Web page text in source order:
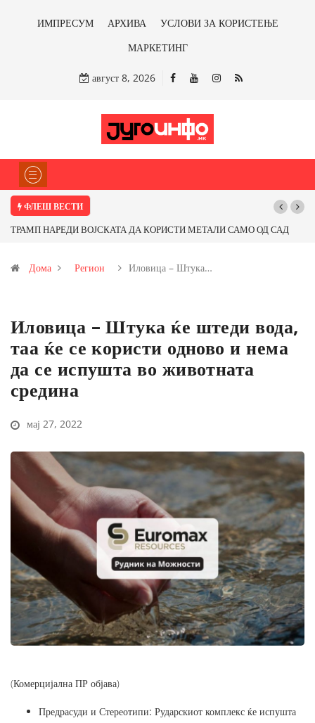
ИМПРЕСУМ АРХИВА
УСЛОВИ ЗА КОРИСТЕЊЕ
МАРКЕТИНГ
август 8, 2026
ФЛЕШ ВЕСТИ
САМО ОД САД
Почнува реконструкцијата на улицата „5-ти
Дома Регион Иловица – Штука…
Иловица – Штука ќе штеди вода,
таа ќе се користи одново и нема
да се испушта во животната
средина
мај 27, 2022
(Комерцијална ПР објава)
Предрасуди и Стереотипи: Рударскиот комплекс ќе испушта